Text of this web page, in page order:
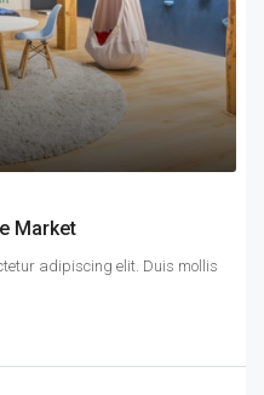
Market
adipiscing elit. Duis mollis